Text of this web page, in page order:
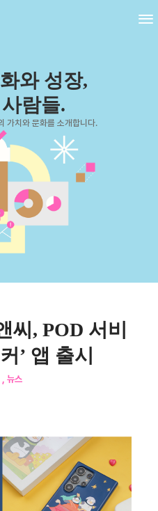
와 성장,
람들.
가치와 문화를 소개합니다.
씨, POD 서비
’ 앱 출시
뉴스